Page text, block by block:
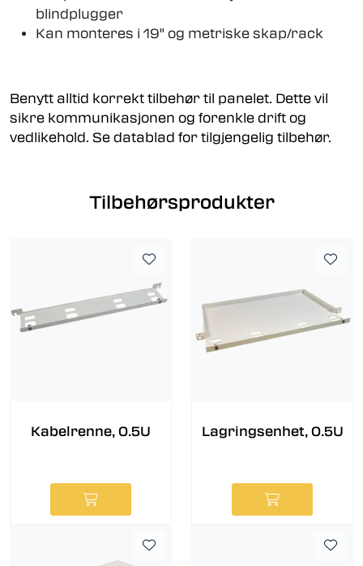
blindplugger
Kan monteres i 19" og metriske skap/rack
Benytt alltid korrekt tilbehør til panelet. Dette vil
sikre kommunikasjonen og forenkle drift og
vedlikehold. Se datablad for tilgjengelig tilbehør.
Tilbehørsprodukter
Kabelrenne, 0.5U Lagringsenhet, 0.5U